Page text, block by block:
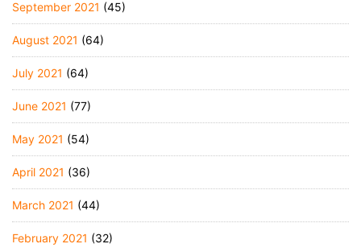
September 2021 (45)
August 2021 (64)
July 2021 (64)
June 2021 (77)
May 2021 (54)
April 2021 (36)
March 2021 (44)
February 2021 (32)